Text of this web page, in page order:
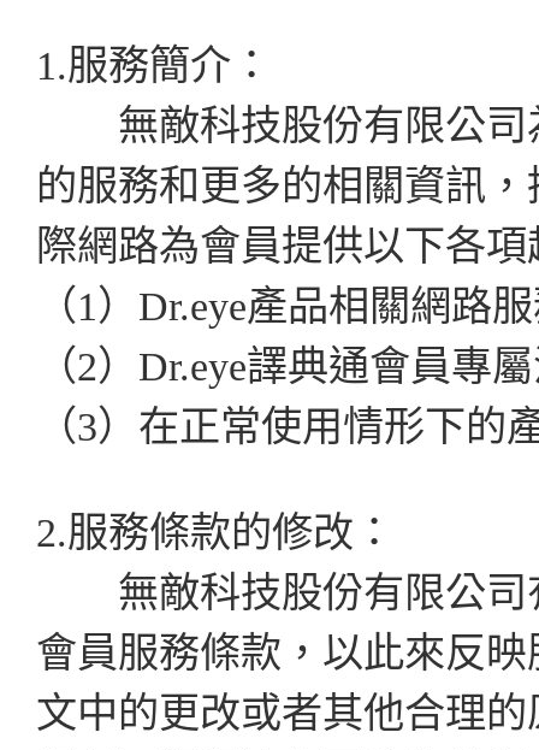
1.服務簡介：
無敵科技股份有限公司
的服務和更多的相關資訊
際網路為會員提供以下各
（1）Dr.eye產品相關網路
（2）Dr.eye譯典通會員專
（3）在正常使用情形下的
2.服務條款的修改：
無敵科技股份有限公司
會員服務條款，以此來反
文中的更改或者其他合理